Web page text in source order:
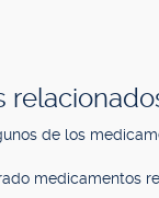
de los
medicamentos